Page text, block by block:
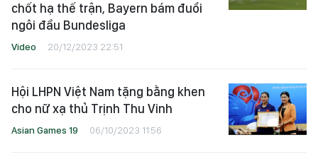
chốt hạ thế trận, Bayern bám đuổi
ngôi đầu Bundesliga
Video 20/12/2023 22:51
Hội LHPN Việt Nam tặng bằng khen
cho nữ xạ thủ Trịnh Thu Vinh
Asian Games 19 06/10/2023 11:56